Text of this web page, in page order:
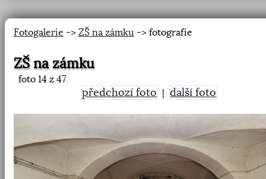
Fotogalerie -> ZŠ na zámku -> fotografie
ZŠ na zámku
foto 14 z 47
předchozí foto |další foto